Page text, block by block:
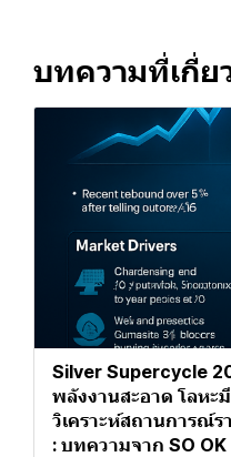
บทความที่เกี่ย
Silver Supercycle
พลังงานสะอาด โลห
วิเคราะห์สถานการณ์ร
: บทความจาก SO OK